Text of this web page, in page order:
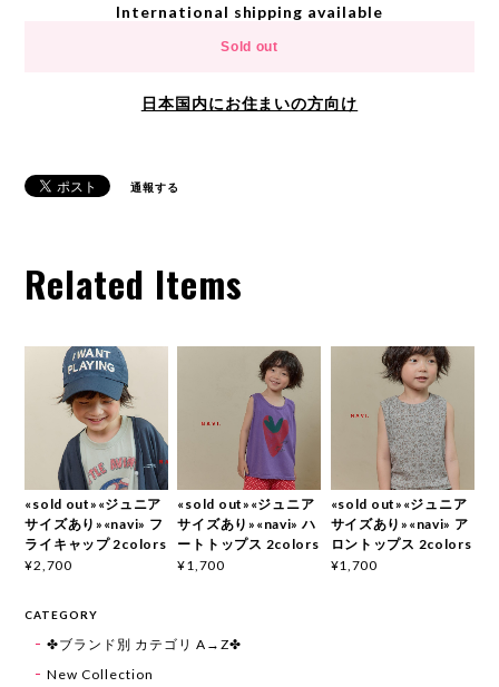
International shipping available
Sold out
日本国内にお住まいの方向け
通報する
Related Items
«sold out»«ジュニア
サイズあり»«navi» フ
ライキャップ 2colors
¥2,700
«sold out»«ジュニア
サイズあり»«navi» ハ
ートトップス 2colors
¥1,700
«sold out»«ジュニア
サイズあり»«navi» ア
ロントップス 2colors
¥1,700
CATEGORY
✤ブランド別 カテゴリ A→Z✤
New Collection